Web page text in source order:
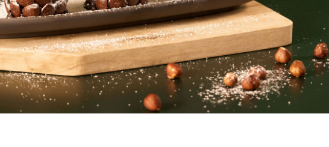
Abweichende Öffnungszeiten
Wegbeschreibung